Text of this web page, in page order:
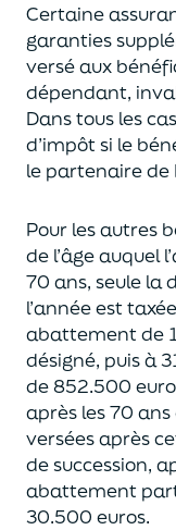
Certaine
garanties
versé aux
dépendant,
Dans tous les
d’impôt si le
le partenaire de
Pour les autres
de l’âgeauquel
70 ans, seule la
l’année est
abattement de
désigné, puis à
de852.500
après les 70
versées après
de succession,
abattement
30.500 euros.